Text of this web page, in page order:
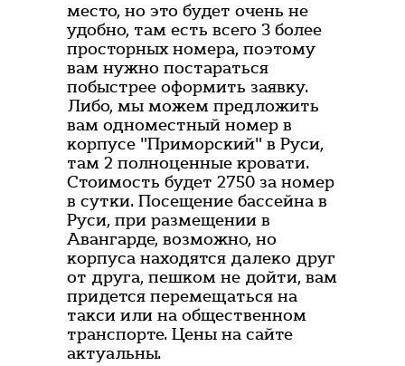
место, но это будет очень не
удобно, там есть всего 3 более
просторных номера, поэтому
вам нужно постараться
побыстрее оформить заявку.
Либо, мы можем предложить
вам одноместный номер в
корпусе "Приморский" в Руси,
там 2 полноценные кровати.
Стоимость будет 2750 за номер
в сутки. Посещение бассейна в
Руси, при размещении в
Авангарде, возможно, но
корпуса находятся далеко друг
от друга, пешком не дойти, вам
придется перемещаться на
такси или на общественном
транспорте. Цены на сайте
актуальны.